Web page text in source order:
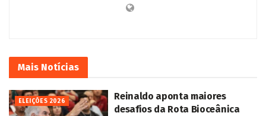
Mais Notícias
ELEIÇÕES 2026
Reinaldo aponta maiores
desafios da Rota Bioceânica